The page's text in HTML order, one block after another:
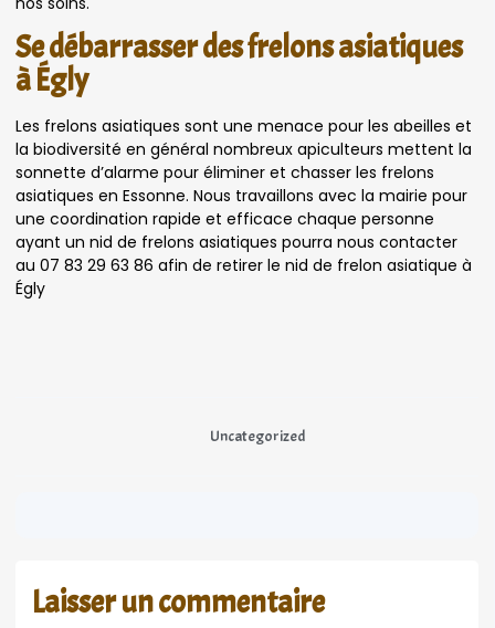
Se débarrasser des frelons asiatiques
à Égly
Les frelons asiatiques sont une menace pour les abeilles et
la biodiversité en général nombreux apiculteurs mettent la
sonnette d’alarme pour éliminer et chasser les frelons
asiatiques en Essonne. Nous travaillons avec la mairie pour
une coordination rapide et efficace chaque personne
ayant un nid de frelons asiatiques pourra nous contacter
au 07 83 29 63 86 afin de retirer le nid de frelon asiatique à
Égly
Uncategorized
Laisser un commentaire